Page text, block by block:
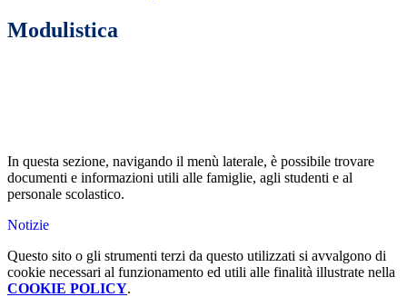
Modulistica
In questa sezione, navigando il menù laterale, è possibile trovare
documenti e informazioni utili alle famiglie, agli studenti e al
personale scolastico.
Notizie
Questo sito o gli strumenti terzi da questo utilizzati si avvalgono di
cookie necessari al funzionamento ed utili alle finalità illustrate nella
COOKIE POLICY.